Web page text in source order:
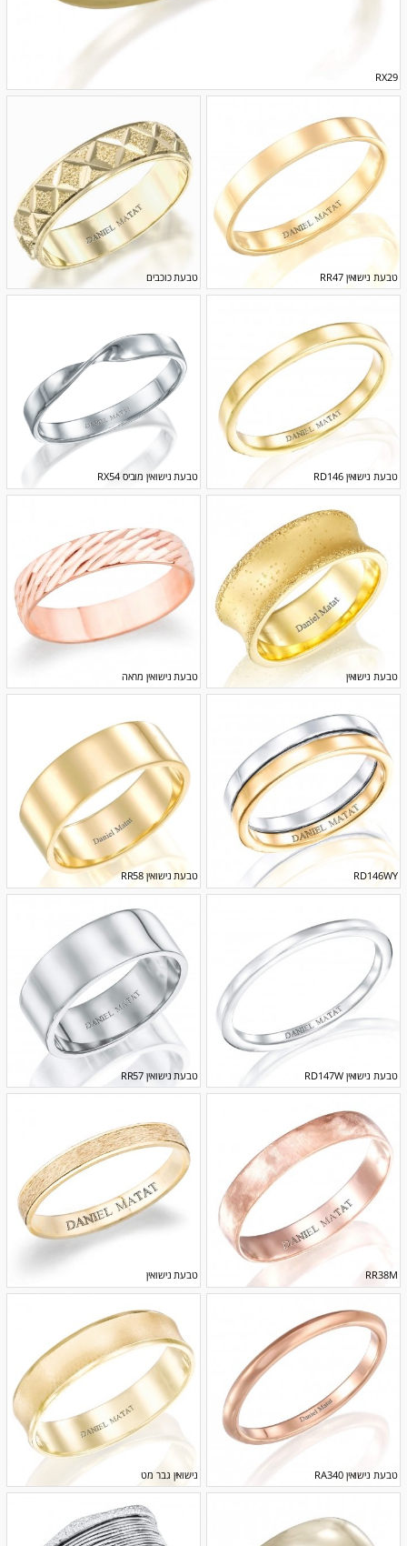
RX29
טבעת נישואין RR47 טבעת כוכבים
טבעת נישואין RD146 טבעת נישואין מוביס RX54
טבעת נישואין טבעת נישואין מראה
RD146WY טבעת נישואין RR58
טבעת נישואין RD147W טבעת נישואין RR57
RR38M טבעת נישואין
טבעת נישואין RA340 נישואין גבר מט